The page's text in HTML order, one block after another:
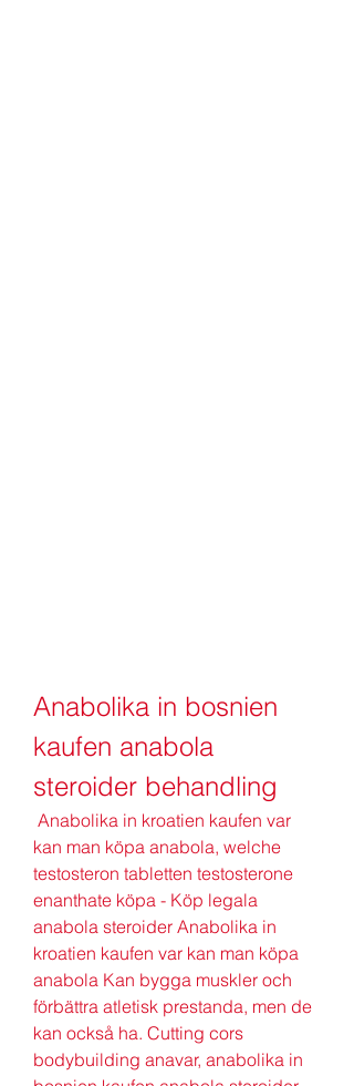
Anabolika in bosnien
kaufen anabola
steroider behandling
kan man köpa anabola, welche
testosteron tabletten testosterone
enanthate köpa - Köp legala
anabola steroider Anabolika in
kroatien kaufen var kan man köpa
anabola Kan bygga muskler och
förbättra atletisk prestanda, men de
kan också ha. Cutting cors
bodybuilding anavar, anabolika in